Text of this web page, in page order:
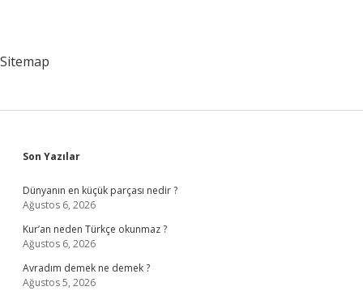
Sitemap
Sidebar
Son Yazılar
Dünyanın en küçük parçası nedir ?
Ağustos 6, 2026
Kur’an neden Türkçe okunmaz ?
Ağustos 6, 2026
Avradım demek ne demek ?
Ağustos 5, 2026